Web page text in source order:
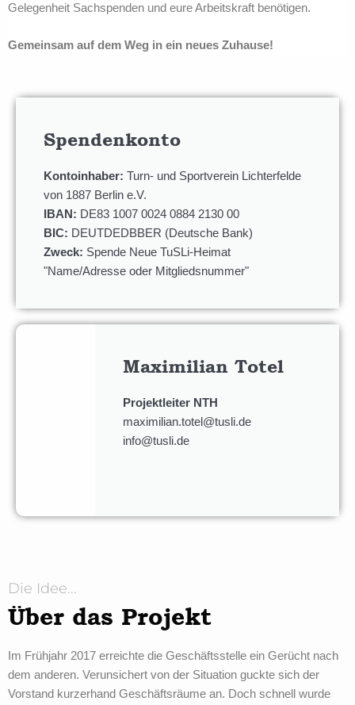
Gelegenheit Sachspenden und eure Arbeitskraft benötigen.
Gemeinsam auf dem Weg in ein neues Zuhause!
Spendenkonto
Kontoinhaber: Turn- und Sportverein Lichterfelde
von 1887 Berlin e.V.
IBAN: DE83 1007 0024 0884 2130 00
BIC: DEUTDEDBBER (Deutsche Bank)
Zweck: Spende Neue TuSLi-Heimat
"Name/Adresse oder Mitgliedsnummer"
Maximilian Totel
Projektleiter NTH
maximilian.totel@tusli.de
info@tusli.de
Die Idee...
Über das Projekt
Im Frühjahr 2017 erreichte die Geschäftsstelle ein Gerücht nach
dem anderen. Verunsichert von der Situation guckte sich der
Vorstand kurzerhand Geschäftsräume an. Doch schnell wurde